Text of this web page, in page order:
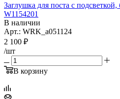
Заглушка для поста с
W1154201
В наличии
Арт.: WRK_a051124
2 100 ₽
/шт
В корзину